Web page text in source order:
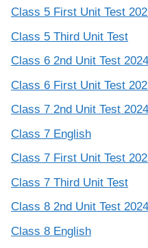
Class 5 First Unit Test
Class 5 Third Unit Test
Class 6 2nd Unit Test 2024
Class 6 First Unit Test
Class 7 2nd Unit Test 2024
Class 7 English
Class 7 First Unit Test
Class 7 Third Unit Test
Class 8 2nd Unit Test 2024
Class 8 English